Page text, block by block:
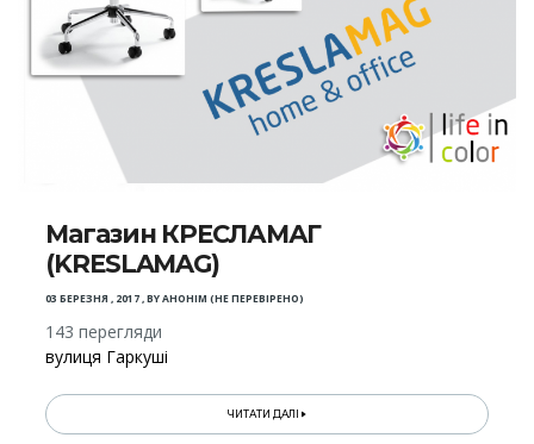
Магазин КРЕСЛАМАГ
(KRESLAMAG)
03 БЕРЕЗНЯ , 2017,BYАНОНІМ (НЕ ПЕРЕВІРЕНО)
143 перегляди
вулиця Гаркуші
ЧИТАТИ ДАЛІ